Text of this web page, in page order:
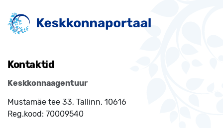
Kontaktid
Keskkonnaagentuur
Mustamäe tee 33, Tallinn, 10616
Reg.kood: 70009540